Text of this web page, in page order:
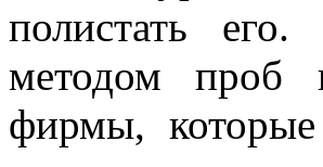
полистать
методом проб
фирмы,